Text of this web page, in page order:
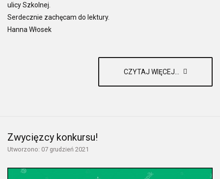
ulicy Szkolnej.
Serdecznie zachęcam do lektury.
Hanna Włosek
CZYTAJ WIĘCEJ...
Zwycięzcy konkursu!
Utworzono: 07 grudzień 2021